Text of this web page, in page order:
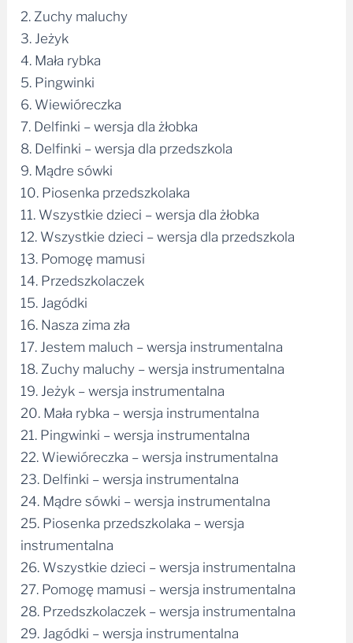
2. Zuchy maluchy
3. Jeżyk
4. Mała rybka
5. Pingwinki
6. Wiewióreczka
7. Delfinki – wersja dla żłobka
8. Delfinki – wersja dla przedszkola
9. Mądre sówki
10. Piosenka przedszkolaka
11. Wszystkie dzieci – wersja dla żłobka
12. Wszystkie dzieci – wersja dla przedszkola
13. Pomogę mamusi
14. Przedszkolaczek
15. Jagódki
16. Nasza zima zła
17. Jestem maluch – wersja instrumentalna
18. Zuchy maluchy – wersja instrumentalna
19. Jeżyk – wersja instrumentalna
20. Mała rybka – wersja instrumentalna
21. Pingwinki – wersja instrumentalna
22. Wiewióreczka – wersja instrumentalna
23. Delfinki – wersja instrumentalna
24. Mądre sówki – wersja instrumentalna
25. Piosenka przedszkolaka – wersja
instrumentalna
26. Wszystkie dzieci – wersja instrumentalna
27. Pomogę mamusi – wersja instrumentalna
28. Przedszkolaczek – wersja instrumentalna
29. Jagódki – wersja instrumentalna